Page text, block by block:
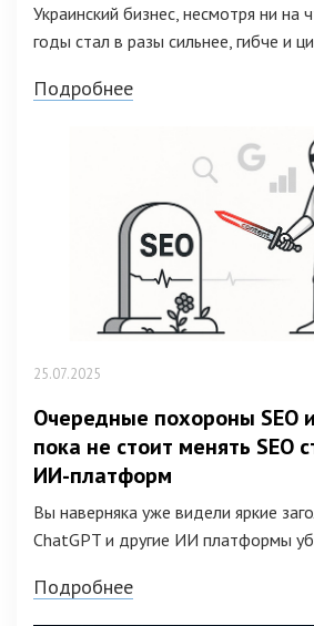
Украинский бизнес, несмотря ни на
годы стал в разы сильнее, гибче и
Подробнее
25.07.2025
Очередные похороны SEO
пока не стоит менять SEO
ИИ-платформ
Вы наверняка уже видели яркие
ChatGPT и другие ИИ платформы
Подробнее